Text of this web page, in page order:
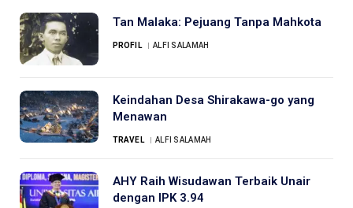
Tan Malaka: Pejuang Tanpa Mahkota
PROFIL ALFI SALAMAH
Keindahan Desa Shirakawa-go yang
Menawan
TRAVEL ALFI SALAMAH
AHY Raih Wisudawan Terbaik Unair
dengan IPK 3.94